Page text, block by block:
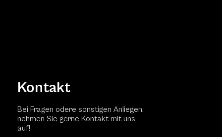
Kontakt
Bei Fragen odere sonstigen Anliegen,
nehmen Sie gerne Kontakt mit uns
auf!